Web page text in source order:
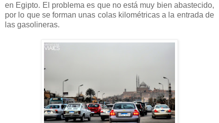
en Egipto. El problema es que no está muy bien abastecido,
por lo que se forman unas colas kilométricas a la entrada de
las gasolineras.